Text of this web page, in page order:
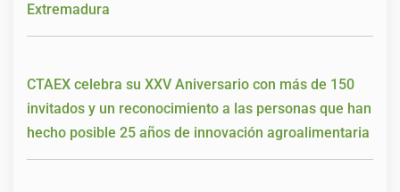
Extremadura
CTAEX celebra su XXV Aniversario con más de 150
invitados y un reconocimiento a las personas que han
hecho posible 25 años de innovación agroalimentaria